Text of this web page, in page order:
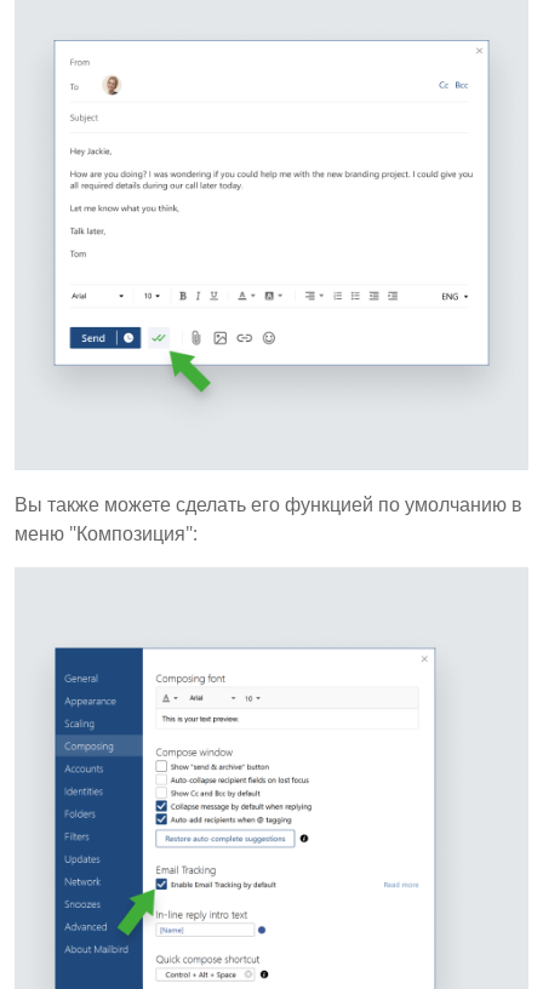
Вы также можете сделать его функцией по умолчанию в
меню "Композиция":